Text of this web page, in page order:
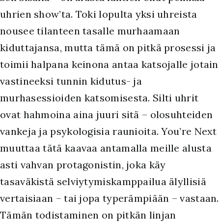
uhrien show’ta. Toki lopulta yksi uhreista
nousee tilanteen tasalle murhaamaan
kiduttajansa, mutta tämä on pitkä prosessi ja
toimii halpana keinona antaa katsojalle jotain
vastineeksi tunnin kidutus- ja
murhasessioiden katsomisesta. Silti uhrit
ovat hahmoina aina juuri sitä – olosuhteiden
vankeja ja psykologisia raunioita. You’re Next
muuttaa tätä kaavaa antamalla meille alusta
asti vahvan protagonistin, joka käy
tasaväkistä selviytymiskamppailua älyllisiä
vertaisiaan – tai jopa typerämpiään – vastaan.
Tämän todistaminen on pitkän linjan